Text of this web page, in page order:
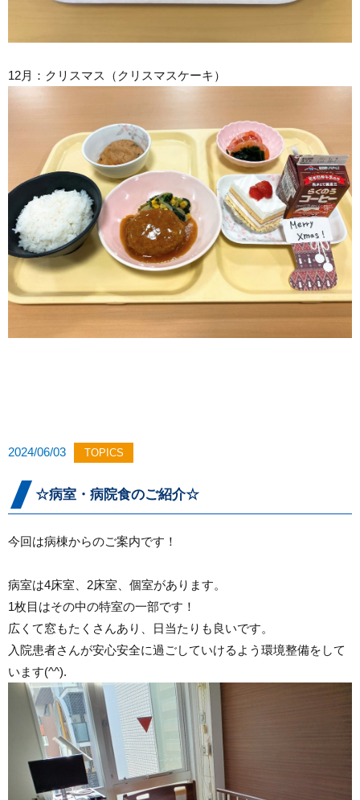
12月：クリスマス（クリスマスケーキ）
2024/06/03 TOPICS
☆病室・病院食のご紹介☆
今回は病棟からのご案内です！
病室は4床室、2床室、個室があります。
1枚目はその中の特室の一部です！
広くて窓もたくさんあり、日当たりも良いです。
入院患者さんが安心安全に過ごしていけるよう環境整備をして
います(^^).